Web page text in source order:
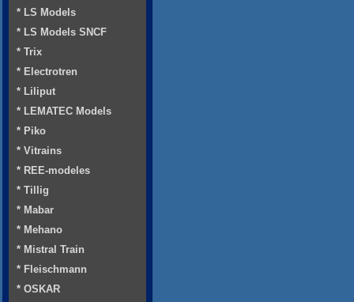
* LS Models
* LS Models SNCF
* Trix
* Electrotren
* Liliput
* LEMATEC Models
* Piko
* Vitrains
* REE-modeles
* Tillig
* Mabar
* Mehano
* Mistral Train
* Fleischmann
* OSKAR